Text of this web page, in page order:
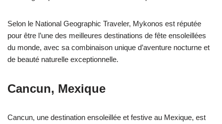
Selon le National Geographic Traveler, Mykonos est réputée
pour être l’une des meilleures destinations de fête ensoleillées
du monde, avec sa combinaison unique d’aventure nocturne et
de beauté naturelle exceptionnelle.
Cancun, Mexique
Cancun, une destination ensoleillée et festive au Mexique, est